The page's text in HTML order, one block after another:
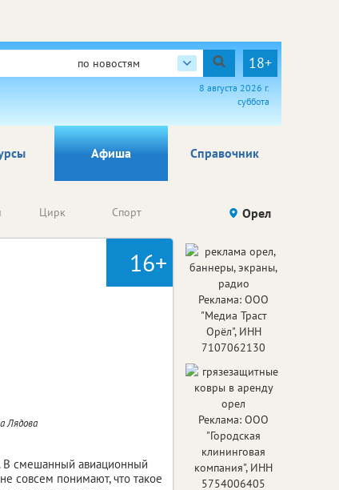
по новостям 18+
8 августа 2026 г.
суббота
Афиша Справочник
Цирк Спорт конкурсов
Орел
16+
Лядова
В смешанный авиационный
совсем понимают, что такое
Реклама: ООО
"Медиа Траст
Орёл", ИНН
7107062130
Реклама: ООО
"Городская
клининговая
компания", ИНН
5754006405